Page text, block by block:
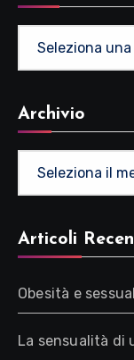
Archivio
Articoli
Obesità e
La sensualità di